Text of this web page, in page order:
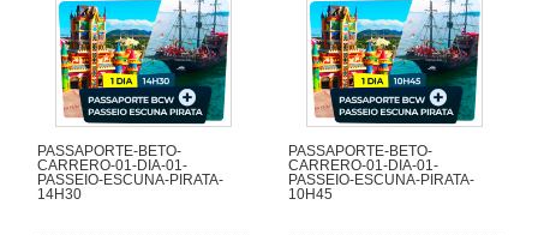
PASSAPORTE-BETO-
CARRERO-01-DIA-01-
PASSEIO-ESCUNA-PIRATA-
14H30
PASSAPORTE-BETO-
CARRERO-01-DIA-01-
PASSEIO-ESCUNA-PIRATA-
10H45